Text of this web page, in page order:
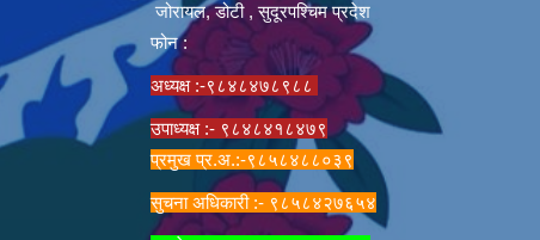
जोरायल, डोटी , सुदूरपश्चिम प्रदेश
फोन :
अध्यक्ष :-९८४८४७८९८८
उपाध्यक्ष :- ९८४८४१८४७९
प्रमुख प्र.अ.:-९८५८४८८०३९
सुचना अधिकारी :- ९८५८४२७६५४